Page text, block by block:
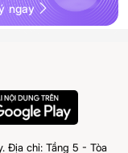
ngay
Địa chỉ: Tầng 5 - Tòa